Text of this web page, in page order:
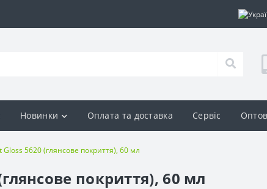
Новинки Оплата та доставка Сервіс
5620 (глянсове покриття), 60 мл
покриття), 60 мл